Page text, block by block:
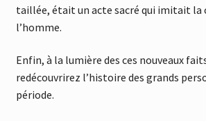
taillée, était un acte sacré qui imitait la
l’homme.
Enfin, à la lumière des ces nouveaux
redécouvrirez l’histoire des grands
période.